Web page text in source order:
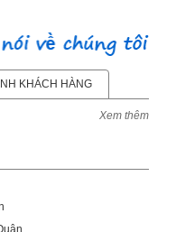
KHÁCH HÀNG
Xem thêm